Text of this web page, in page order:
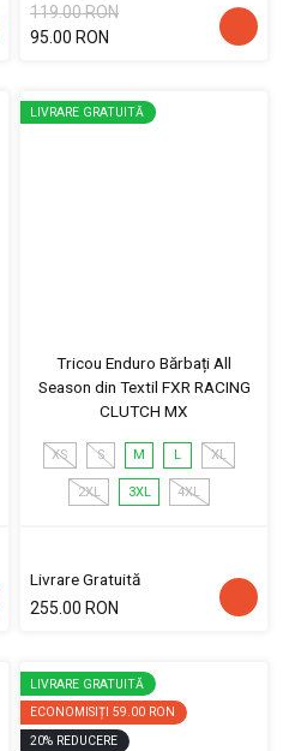
119.00 RON
95.00 RON
LIVRARE GRATUITĂ
Tricou Enduro Bărbați All
Season din Textil FXR RACING
CLUTCH MX
XS S M L XL
2XL 3XL 4XL
Livrare Gratuită
255.00 RON
LIVRARE GRATUITĂ
ECONOMISIȚI 59.00 RON
20% REDUCERE